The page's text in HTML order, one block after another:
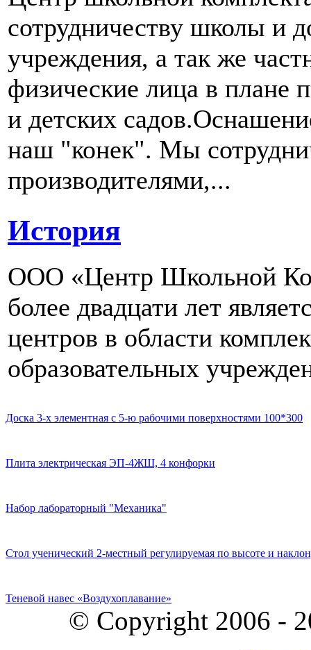
сотрудничеству школы и
учреждения, а так же
физические лица в плане
и детских
наш "конек". Мы
производителями,...
История
ООО «Центр Школьной
более двадцати лет
центров в области
образовательных
Доска 3-х элементная с 5-ю рабочими поверхностями 100*300
Плита электрическая ЭП-4ЖШ, 4 конфорки
Набор лабораторный "Механика"
Стол ученический 2-местный регулируемая по высоте и
Теневой навес «Воздухоплавание»
© Copyright 2006 -